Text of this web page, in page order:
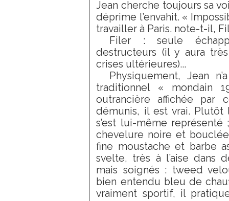
Jean cherche toujours sa
déprime l’envahit. «
travailler à Paris. note-t-il,
Filer : seule
destructeurs (il y aura
crises ultérieures)...
Physiquement, Jean
traditionnel « mondain
outrancière affichée par
démunis, il est vrai. Plutôt
s’est lui-même
chevelure noire et
fine moustache et barbe
svelte, très à l’aise dans
mais soignés : tweed
bien entendu bleu de
vraiment sportif, il